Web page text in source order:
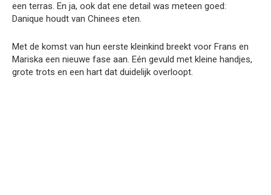
een terras. En ja, ook dat ene detail was meteen goed:
Danique houdt van Chinees eten.
Met de komst van hun eerste kleinkind breekt voor Frans en
Mariska een nieuwe fase aan. Eén gevuld met kleine handjes,
grote trots en een hart dat duidelijk overloopt.